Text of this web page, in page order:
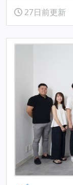
27日前更新